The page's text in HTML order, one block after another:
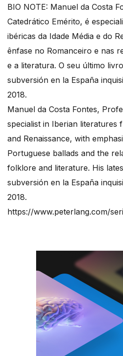
BIO NOTE: Manuel da Costa
Catedrático Emérito, é
ibéricas da Idade Média e do
ênfase no Romanceiro e nas
e a literatura. O seu último
subversión en la España
2018.
Manuel da Costa Fontes,
specialist in Iberian literatures
and Renaissance, with
Portuguese ballads and the
folklore and literature. His
subversión en la España
2018.
https://www.peterlang.com/